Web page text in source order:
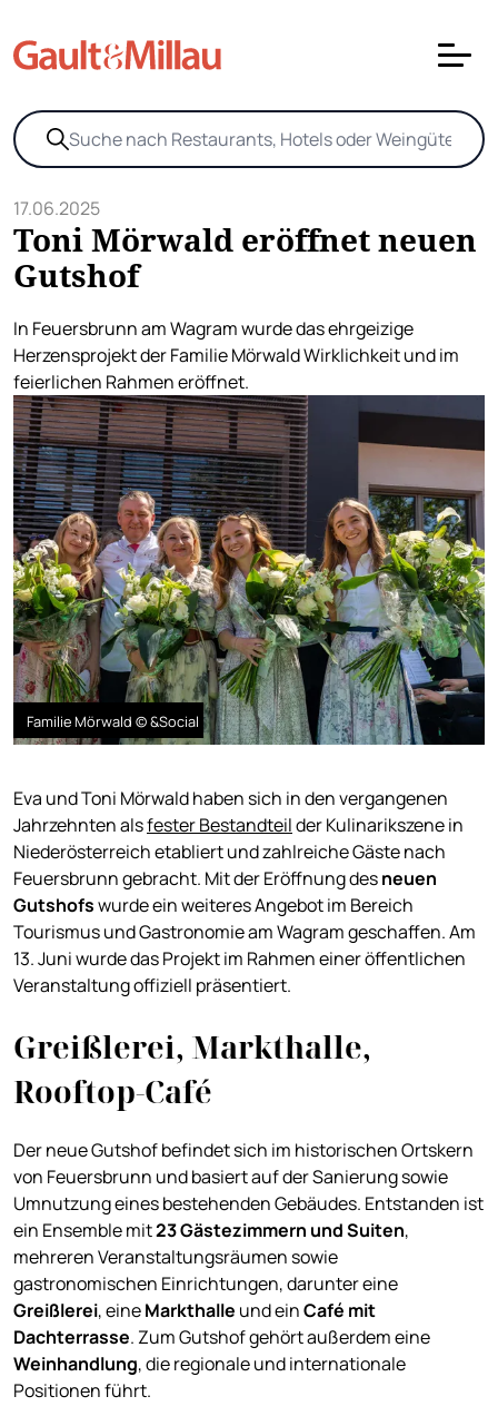
17.06.2025
Toni Mörwald eröffnet neuen
Gutshof
In Feuersbrunn am Wagram wurde das ehrgeizige
Herzensprojekt der Familie Mörwald Wirklichkeit und im
feierlichen Rahmen eröffnet.
Familie Mörwald © &Social
Eva und Toni Mörwald haben sich in den vergangenen
Jahrzehnten alsfester Bestandteilder Kulinarikszene in
Niederösterreich etabliert und zahlreiche Gäste nach
Feuersbrunn gebracht. Mit der Eröffnung desneuen
Gutshofswurde ein weiteres Angebot im Bereich
Tourismus und Gastronomie am Wagram geschaffen. Am
13. Juni wurde das Projekt im Rahmen einer öffentlichen
Veranstaltung offiziell präsentiert.
Greißlerei, Markthalle,
Rooftop-Café
Der neue Gutshof befindet sich im historischen Ortskern
von Feuersbrunn und basiert auf der Sanierung sowie
Umnutzung eines bestehenden Gebäudes. Entstanden ist
ein Ensemble mit23 Gästezimmern und Suiten,
mehreren Veranstaltungsräumen sowie
gastronomischen Einrichtungen, darunter eine
Greißlerei, eineMarkthalle und einCafé mit
Dachterrasse. Zum Gutshof gehört außerdem eine
Weinhandlung, die regionale und internationale
Positionen führt.